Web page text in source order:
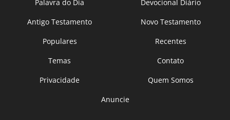
Palavra do Dia
Devocional Diário
Antigo Testamento
Novo Testamento
Populares
Recentes
Temas
Contato
Privacidade
Quem Somos
Anuncie